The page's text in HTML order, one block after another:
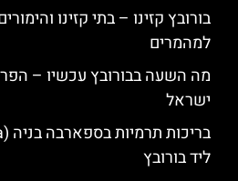
בורובץ קזינו – בתי קזינו
למהמרים
מה השעה בבורובץ עכשיו –
ישראל
ליד בורובץ